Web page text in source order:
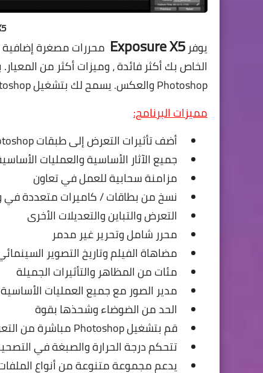
يوفر Exposure X5
الخاص بك أكثر فائدة ، وميزات أكثر من
Photoshop والعكس. يسمح لك بتشغيل Photoshop من Exposure ، أو تشغيل Exposure من Photoshop.
مميزات البرنامج:
أضف تأثيرات التعرض إلى طبقات Photoshop
جميع الآثار الأساسية والعمليات
مزامنة سحابية للعمل في تعاون
نسخ من بطاقات / كاميرات متعددة في
التعرض والتباين والتعديلات الأخرى
محرر شامل وتحرير غير مدمر
مضاهاة الفيلم وتاريخ التصوير
مئات من المظاهر والتأثيرات الجميلة
مدير الصور مع جميع العمليات الأساسية
الحد من الضوضاء وشحذها بقوة
قم بتشغيل Photoshop مباشرة من التعرض
تتحكم درجة الحرارة والصبغة في
يدعم مجموعة متنوعة من أنواع